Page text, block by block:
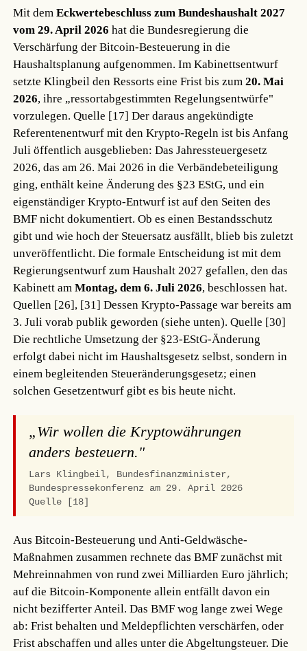
Mit demEckwertebeschluss zum Bundeshaushalt 2027
vom 29. April 2026 hat die Bundesregierung die
Verschärfung der Bitcoin-Besteuerung in die
Haushaltsplanung aufgenommen. Im Kabinettsentwurf
setzte Klingbeil den Ressorts eine Frist bis zum20. Mai
2026, ihre „ressortabgestimmten Regelungsentwürfe"
vorzulegen.Quelle [17] Der daraus angekündigte
Referentenentwurf mit den Krypto-Regeln ist bis Anfang
Juli öffentlich ausgeblieben: Das Jahressteuergesetz
2026, das am 26. Mai 2026 in die Verbändebeteiligung
ging, enthält keine Änderung des §23 EStG, und ein
eigenständiger Krypto-Entwurf ist auf den Seiten des
BMF nicht dokumentiert. Ob es einen Bestandsschutz
gibt und wie hoch der Steuersatz ausfällt, blieb bis zuletzt
unveröffentlicht. Die formale Entscheidung ist mit dem
Regierungsentwurf zum Haushalt 2027 gefallen, den das
Kabinett amMontag, dem 6. Juli 2026, beschlossen hat.
Quellen [26], [31] Dessen Krypto-Passage war bereits am
3. Juli vorab publik geworden (siehe unten).Quelle [30]
Die rechtliche Umsetzung der §23-EStG-Änderung
erfolgt dabei nicht im Haushaltsgesetz selbst, sondern in
einem begleitenden Steueränderungsgesetz; einen
solchen Gesetzentwurf gibt es bis heute nicht.
„Wir wollen die Kryptowährungen
anders besteuern."
Lars Klingbeil, Bundesfinanzminister,
Bundespressekonferenz am 29. April 2026
Quelle [18]
Aus Bitcoin-Besteuerung und Anti-Geldwäsche-
Maßnahmen zusammen rechnete das BMF zunächst mit
Mehreinnahmen von rund zwei Milliarden Euro jährlich;
auf die Bitcoin-Komponente allein entfällt davon ein
nicht bezifferter Anteil. Das BMF wog lange zwei Wege
ab: Frist behalten und Meldepflichten verschärfen, oder
Frist abschaffen und alles unter die Abgeltungsteuer. Die